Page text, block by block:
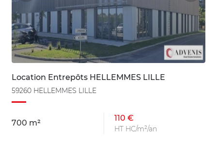
Location Entrepôts HELLEMMES LILLE
59260 HELLEMMES LILLE
700 m²
110 €
HT HC/m²/an